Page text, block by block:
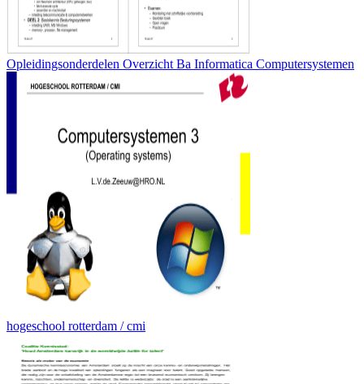
Opleidingsonderdelen Overzicht Ba Informatica Computersystemen
hogeschool rotterdam / cmi